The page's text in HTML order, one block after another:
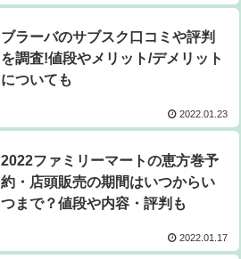
ブラーバのサブスク口コミや評判
を調査!値段やメリット/デメリット
についても
2022.01.23
2022ファミリーマートの恵方巻予
約・店頭販売の期間はいつからい
つまで？値段や内容・評判も
2022.01.17